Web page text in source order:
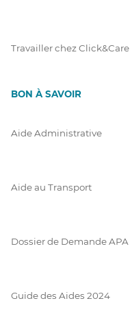
Travailler chez Click&Care
BON À SAVOIR
Aide Administrative
Aide au Transport
Dossier de Demande APA
Guide des Aides 2024